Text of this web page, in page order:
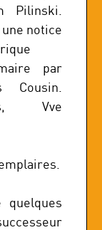
Pilinski.
notice
par
Cousin.
Vve